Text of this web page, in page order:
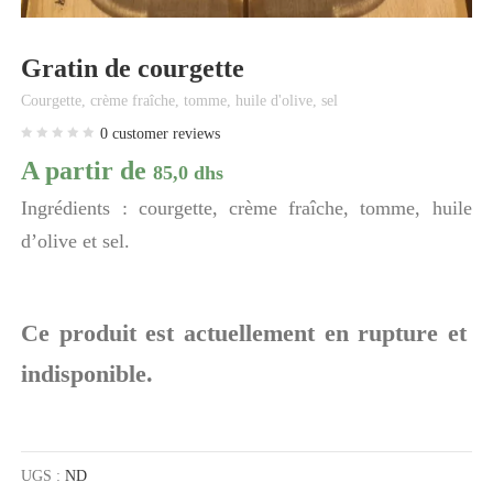
Gratin de courgette
Courgette, crème fraîche, tomme, huile d'olive, sel
0 customer reviews
A partir de85,0dhs
Ingrédients : courgette, crème fraîche, tomme, huile
d’olive et sel.
Ce produit est actuellement en rupture et
indisponible.
UGS :ND